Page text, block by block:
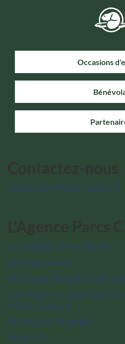
Occasions
Contactez Parcs Canada
Le mandat et la charte
Transparence
Message du président
Les relations avec les
Parcs Canada
Stratégies et plans
Rapports